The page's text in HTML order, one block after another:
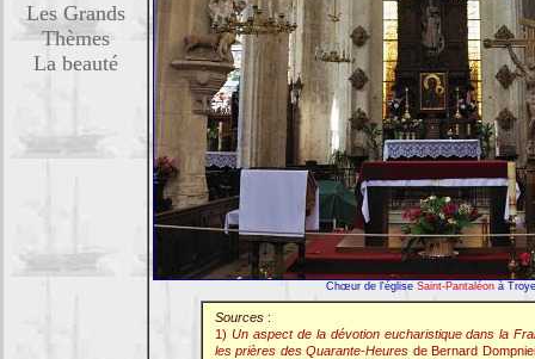
Les Grands
Thèmes
La beauté
Chœur de l'église Saint-Pantaléon à
Sources :
1) Un aspect de la dévotion eucharistique dans la
les prières des Quarante-Heures de Bernard